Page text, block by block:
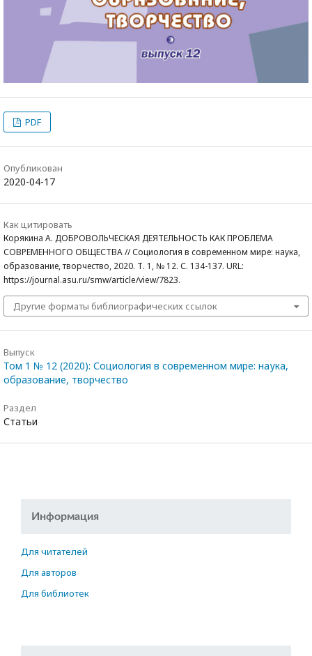
PDF
Опубликован
2020-04-17
Как цитировать
Корякина А. ДОБРОВОЛЬЧЕСКАЯ ДЕЯТЕЛЬНОСТЬ КАК ПРОБЛЕМА
СОВРЕМЕННОГО ОБЩЕСТВА // Социология в современном мире: наука,
образование, творчество, 2020. Т. 1, № 12. С. 134-137. URL:
https://journal.asu.ru/smw/article/view/7823.
Другие форматы библиографических ссылок
Выпуск
Том 1 № 12 (2020): Социология в современном мире: наука,
образование, творчество
Раздел
Статьи
Информация
Для читателей
Для авторов
Для библиотек